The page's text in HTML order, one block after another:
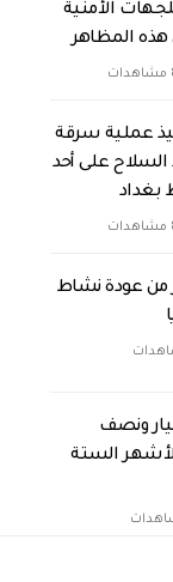
الأمنية
هذه المظاهر
عملية سرقة
السلاح على أحد
بغداد
من عودة نشاط
ونصف
الأشهر الستة